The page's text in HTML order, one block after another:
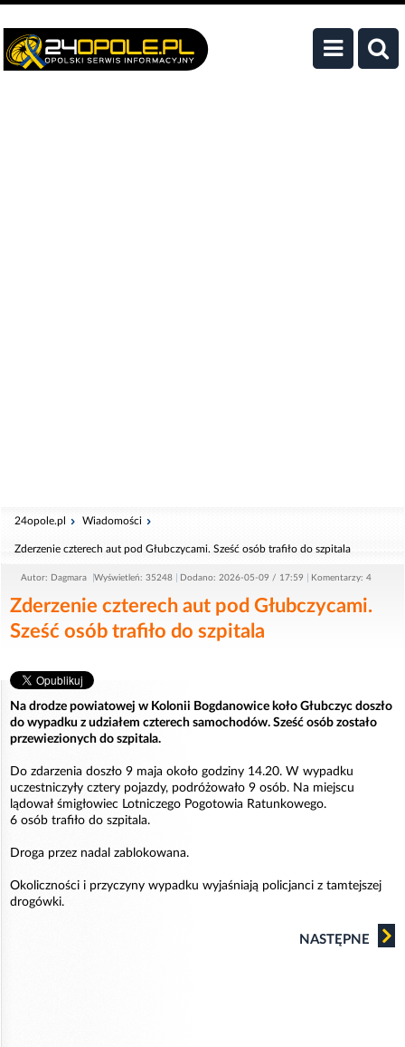
24opole.pl Wiadomości
Zderzenie czterech aut pod Głubczycami. Sześć osób trafiło do szpitala
Autor: Dagmara Wyświetleń: 35248 Dodano: 2026-05-09 / 17:59 Komentarzy: 4
Zderzenie czterech aut pod Głubczycami.
Sześć osób trafiło do szpitala
Na drodze powiatowej w Kolonii Bogdanowice koło Głubczyc doszło
do wypadku z udziałem czterech samochodów. Sześć osób zostało
przewiezionych do szpitala.
Do zdarzenia doszło 9 maja około godziny 14.20. W wypadku
uczestniczyły cztery pojazdy, podróżowało 9 osób. Na miejscu
lądował śmigłowiec Lotniczego Pogotowia Ratunkowego.
6 osób trafiło do szpitala.
Droga przez nadal zablokowana.
Okoliczności i przyczyny wypadku wyjaśniają policjanci z tamtejszej
drogówki.
NASTĘPNE